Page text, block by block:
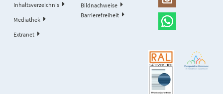
Inhaltsverzeichnis
Mediathek
Extranet
Bildnachweise
Barrierefreiheit